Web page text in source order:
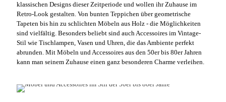
klassischen Designs dieser Zeitperiode und wollen ihr Zuhause im
Retro-Look gestalten. Von bunten Teppichen über geometrische
Tapeten bis hin zu schlichten Möbeln aus Holz - die Möglichkeiten
sind vielfältig. Besonders beliebt sind auch Accessoires im Vintage-
Stil wie Tischlampen, Vasen und Uhren, die das Ambiente perfekt
abrunden. Mit Möbeln und Accessoires aus den 50er bis 80er Jahren
kann man seinem Zuhause einen ganz besonderen Charme verleihen.